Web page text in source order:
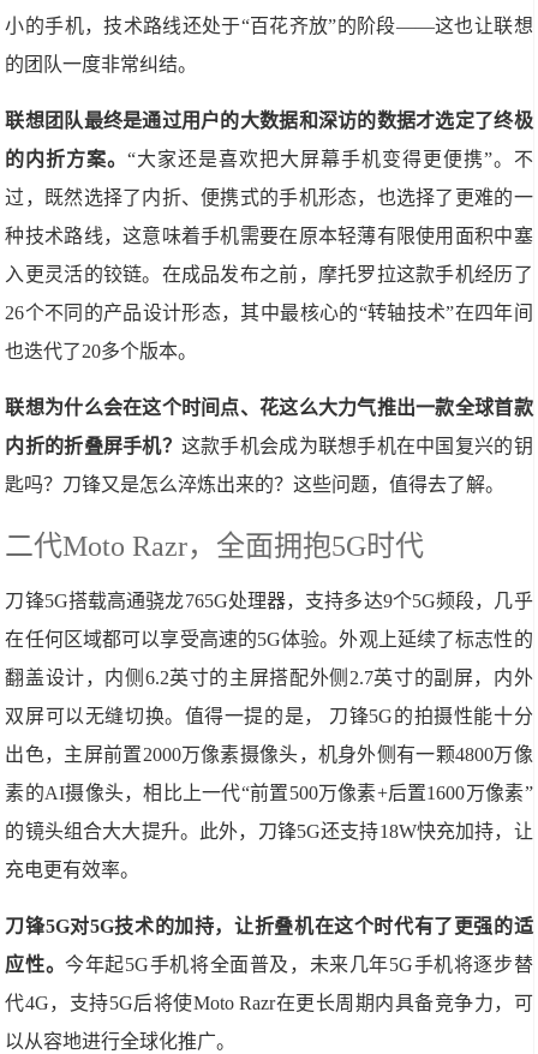
小的手机，技术路线还处于“百花齐放”的阶段——这也让联想
的团队一度非常纠结。
联想团队最终是通过用户的大数据和深访的数据才选定了终极
的内折方案。“大家还是喜欢把大屏幕手机变得更便携”。不
过，既然选择了内折、便携式的手机形态，也选择了更难的一
种技术路线，这意味着手机需要在原本轻薄有限使用面积中塞
入更灵活的铰链。在成品发布之前，摩托罗拉这款手机经历了
26个不同的产品设计形态，其中最核心的“转轴技术”在四年间
也迭代了20多个版本。
联想为什么会在这个时间点、花这么大力气推出一款全球首款
内折的折叠屏手机？ 这款手机会成为联想手机在中国复兴的钥
匙吗？刀锋又是怎么淬炼出来的？这些问题，值得去了解。
二代Moto Razr，全面拥抱5G时代
刀锋5G搭载高通骁龙765G处理器，支持多达9个5G频段，几乎
在任何区域都可以享受高速的5G体验。外观上延续了标志性的
翻盖设计，内侧6.2英寸的主屏搭配外侧2.7英寸的副屏，内外
双屏可以无缝切换。值得一提的是， 刀锋5G的拍摄性能十分
出色，主屏前置2000万像素摄像头，机身外侧有一颗4800万像
素的AI摄像头，相比上一代“前置500万像素+后置1600万像素”
的镜头组合大大提升。此外，刀锋5G还支持18W快充加持，让
充电更有效率。
刀锋5G对5G技术的加持，让折叠机在这个时代有了更强的适
应性。今年起5G手机将全面普及，未来几年5G手机将逐步替
代4G，支持5G后将使Moto Razr在更长周期内具备竞争力，可
以从容地进行全球化推广。